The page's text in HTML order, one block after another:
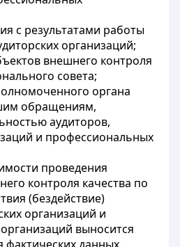
с результатами работы
организаций;
внешнего контроля
совета;
органа
обращениям,
аудиторов,
и профессиональных
проведения
контроля качества по
(бездействие)
организаций и
выносится